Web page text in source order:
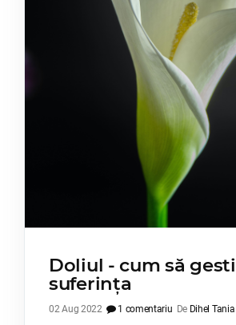
Doliul - cum să
suferința
02 Aug 2022 1 comentariu De Dihel